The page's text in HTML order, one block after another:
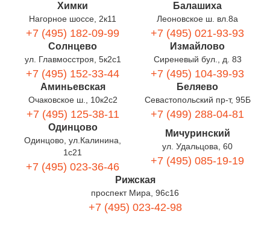
Химки
Нагорное шоссе, 2к11
+7 (495) 182-09-99
Балашиха
Леоновское ш. вл.8а
+7 (495) 021-93-93
Солнцево
ул. Главмосстроя, 5к2с1
+7 (495) 152-33-44
Измайлово
Сиреневый бул., д. 83
+7 (495) 104-39-93
Аминьевская
Очаковское ш., 10к2с2
+7 (495) 125-38-11
Беляево
Севастопольский пр-т, 95Б
+7 (499) 288-04-81
Одинцово
Одинцово, ул.Калинина,
1с21
+7 (495) 023-36-46
Мичуринский
ул. Удальцова, 60
+7 (495) 085-19-19
Рижская
проспект Мира, 96с16
+7 (495) 023-42-98